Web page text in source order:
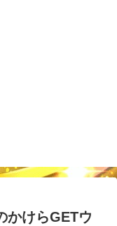
かけらGETウ